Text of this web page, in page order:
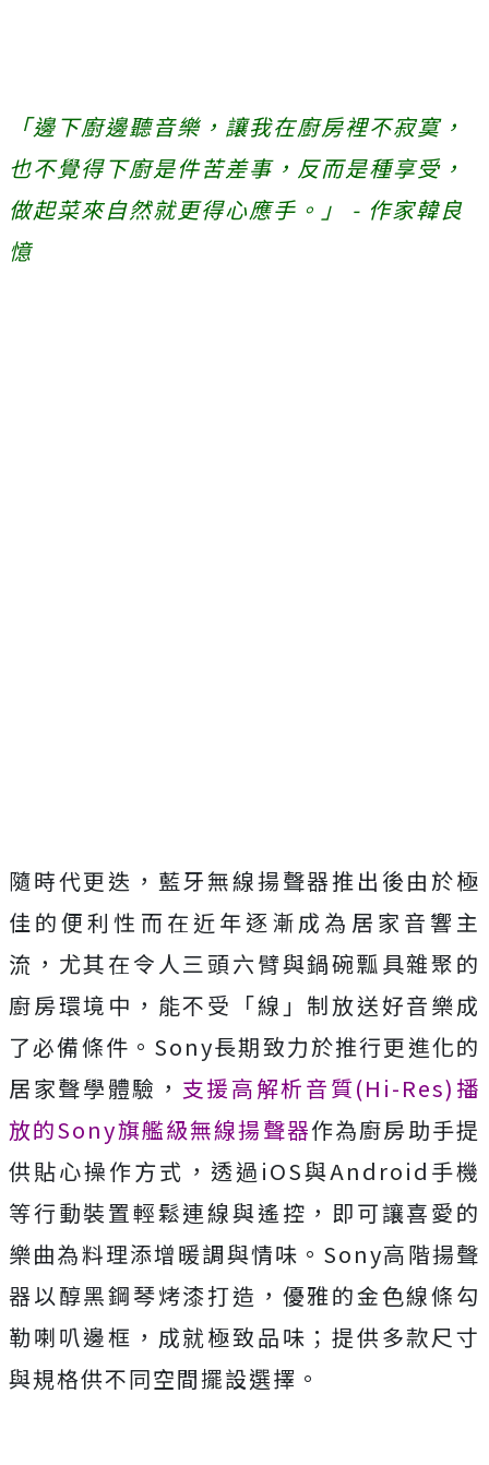
「邊下廚邊聽音樂，讓我在廚房裡不寂寞，
也不覺得下廚是件苦差事，反而是種享受，
做起菜來自然就更得心應手。」 - 作家韓良
憶
隨時代更迭，藍牙無線揚聲器推出後由於極
佳的便利性而在近年逐漸成為居家音響主
流，尤其在令人三頭六臂與鍋碗瓢具雜聚的
廚房環境中，能不受「線」制放送好音樂成
了必備條件。Sony長期致力於推行更進化的
居家聲學體驗， 支援高解析音質(Hi-Res)播
放的Sony旗艦級無線揚聲器作為廚房助手提
供貼心操作方式，透過iOS與Android手機
等行動裝置輕鬆連線與遙控，即可讓喜愛的
樂曲為料理添增暖調與情味。Sony高階揚聲
器以醇黑鋼琴烤漆打造，優雅的金色線條勾
勒喇叭邊框，成就極致品味；提供多款尺寸
與規格供不同空間擺設選擇。